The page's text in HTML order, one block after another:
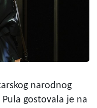
narodnog
Pula gostovala je na